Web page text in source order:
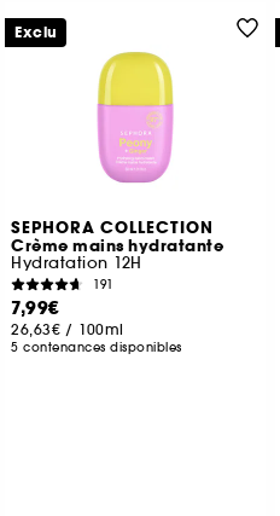
SEPHORA COLLECTION
Crème mains hydratante
Hydratation 12H
191
7,99€
26,63€ / 100ml
5 contenances disponibles
Exclu